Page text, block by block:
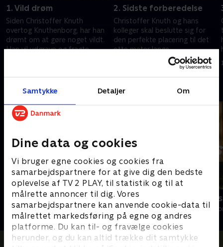
Samtykke Detaljer Om
Dine data og cookies
Vi bruger egne cookies og cookies fra
samarbejdspartnere for at give dig den bedste
oplevelse af TV 2 PLAY, til statistik og til at
målrette annoncer til dig. Vores
samarbejdspartnere kan anvende cookie-data til
målrettet markedsføring på egne og andres
platforme. Du kan til- og fravælge cookies
herunder, og du kan altid trække dit samtykke
1. Vild drøm
Siden Christoffer Knuth
overtog Knuthenborg, har han
drømt om at gøre noget vildt.
Han vil udgrave og fragte
2. Sidste forberedelse
Christoffer Knuth og hans
kolleger skal beslutte sig for
den perfekte placering til det
otte meter lange
dinosaurskelet, som de snart
10. april 2025 • 10 min
Andre så også
Mads til grænsen
Livsstil • 1 sæsoner
Hjemme
Livsstil • 1